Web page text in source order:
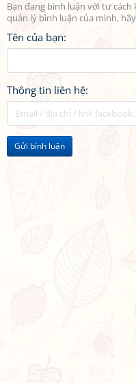
Bạn đang bình luận với tư
quản lý bình luận của mình, hãy
Tên của bạn:
Thông tin liên hệ:
Gửi bình luận